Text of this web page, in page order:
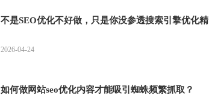
不是SEO优化不好做，只是你没参透搜索引擎优化精
2026-04-24
如何做网站seo优化内容才能吸引蜘蛛频繁抓取？